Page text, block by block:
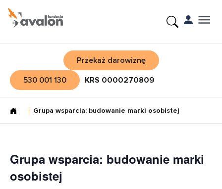
Przekaż darowiznę
530 001 130
KRS 0000270809
Grupa wsparcia: budowanie marki osobistej
Grupa wsparcia: budowanie marki
osobistej